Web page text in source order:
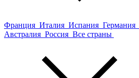
Франция Италия Испания Германия
Австралия Россия Все страны